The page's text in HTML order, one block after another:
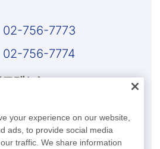
02-756-7773
02-756-7774
레노)
680–4133
your experience on our website,
ads, to provide social media
traffic. We share information